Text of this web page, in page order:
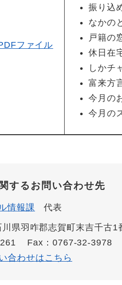
ファイル
振り込
なかの
戸籍の
休日在
しかチ
富来方
今月の
今月の
するお問い合わせ先
情報課 代表
県羽咋郡志賀町末吉千古
Fax：0767-32-3978
合わせはこちら